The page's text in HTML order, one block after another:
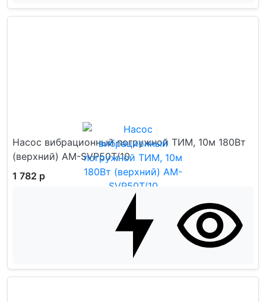
Насос вибрационный погружной ТИМ, 10м 180Вт
(верхний) AM-SVP50T/10
1 782 р